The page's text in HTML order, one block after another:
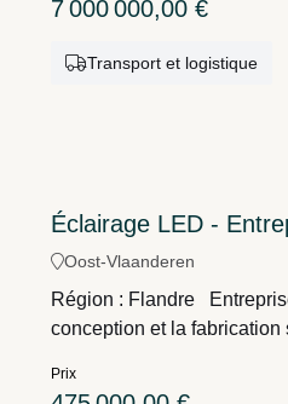
complémentaire.Région :
de chauffeurs : +/-
environ 20.Parc de
7 000 000,00 €
Transport et logistique
Éclairage LED -
Oost-Vlaanderen
Région : Flandre
conception et la fabrication
Prix